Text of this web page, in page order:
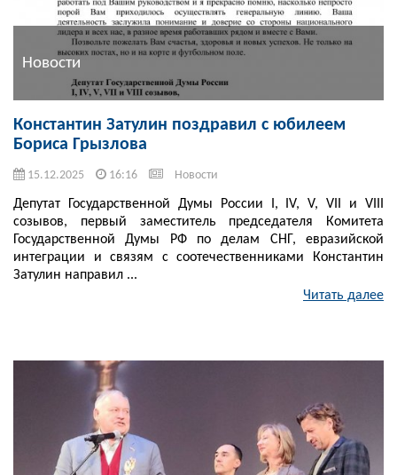
Новости
Константин Затулин поздравил с юбилеем
Бориса Грызлова
15.12.2025 16:16 Новости
Депутат Государственной Думы России I, IV, V, VII и VIII
созывов, первый заместитель председателя Комитета
Государственной Думы РФ по делам СНГ, евразийской
интеграции и связям с соотечественниками Константин
Затулин направил ...
Читать далее